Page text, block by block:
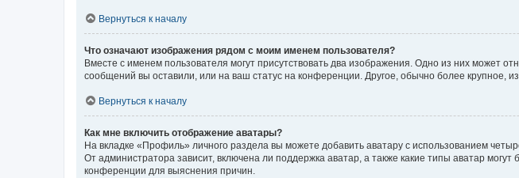
Вернуться к началу
Что означают изображения рядом с моим именем пользователя?
Вместе с именем пользователя могут присутствовать два изображения. Одно из них может
сообщений вы оставили, или на ваш статус на конференции. Другое, обычно более крупное,
Вернуться к началу
Как мне включить отображение аватары?
На вкладке «Профиль» личного раздела вы можете добавить аватару с использованием
От администратора зависит, включена ли поддержка аватар, а также какие типы аватар
конференции для выяснения причин.